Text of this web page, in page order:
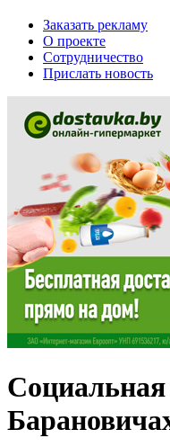
Заказать рекламу
О проекте
Сотрудничество
Прислать новость